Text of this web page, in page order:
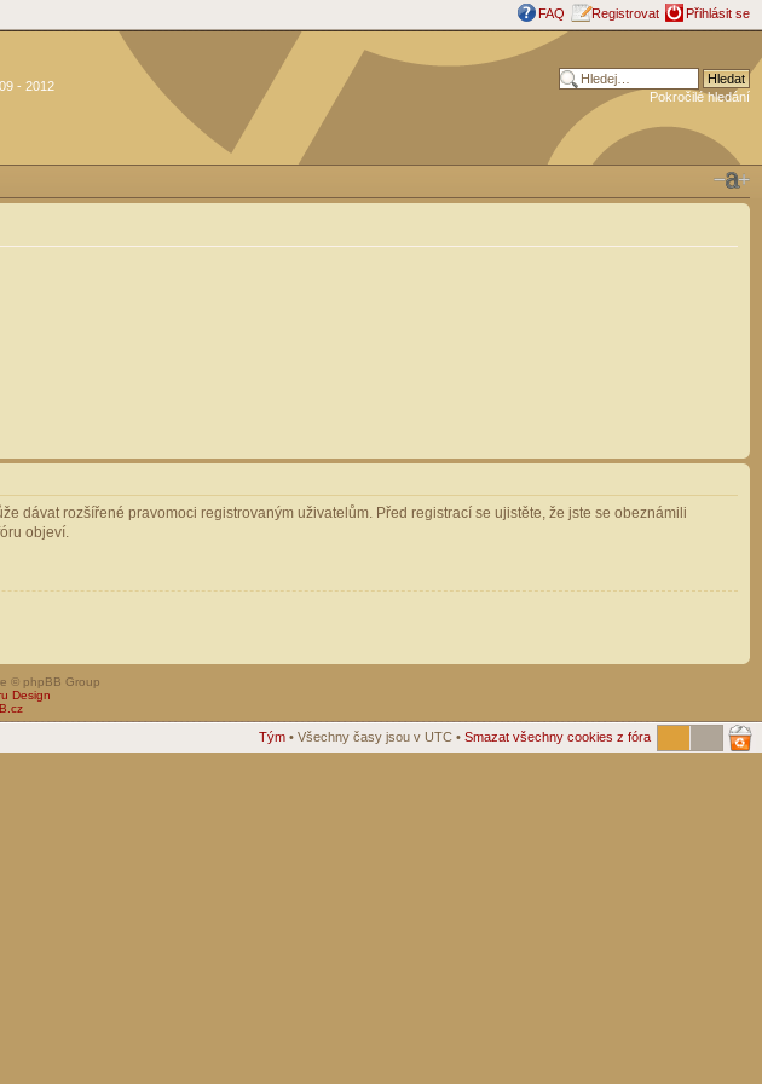
FAQ Registrovat Přihlásit se
- 2012
Pokročilé hledání
dávat rozšířené pravomoci registrovaným uživatelům. Před registrací se ujistěte, že jste se obeznámili
objeví.
© phpBB Group
Design
Tým • Všechny časy jsou v UTC • Smazat všechny cookies z fóra